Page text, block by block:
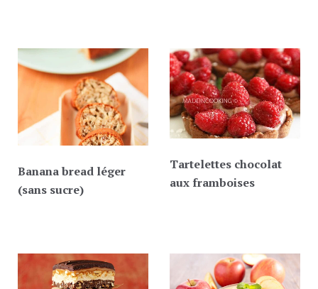
Banana bread léger
(sans sucre)
Tartelettes chocolat
aux framboises